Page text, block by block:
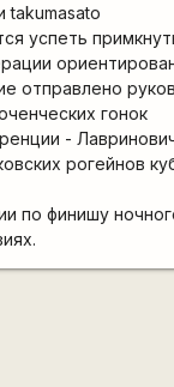
takumasato
успеть
отправлено
гонок
-
рогейнов
по финишу